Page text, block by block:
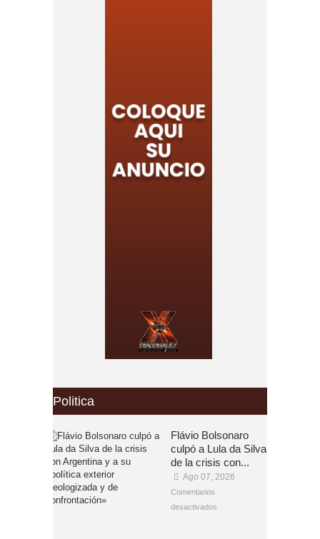
Politica
Flávio Bolsonaro
culpó a Lula da Silva
de la crisis con...
Ago 07, 2026
Comentarios
desactivados